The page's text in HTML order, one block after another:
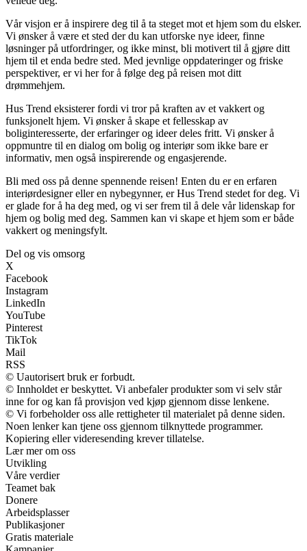
Vår visjon er å inspirere deg til å ta steget mot et hjem som du elsker.
Vi ønsker å være et sted der du kan utforske nye ideer, finne
løsninger på utfordringer, og ikke minst, bli motivert til å gjøre ditt
hjem til et enda bedre sted. Med jevnlige oppdateringer og friske
perspektiver, er vi her for å følge deg på reisen mot ditt
drømmehjem.
Hus Trend eksisterer fordi vi tror på kraften av et vakkert og
funksjonelt hjem. Vi ønsker å skape et fellesskap av
boliginteresserte, der erfaringer og ideer deles fritt. Vi ønsker å
oppmuntre til en dialog om bolig og interiør som ikke bare er
informativ, men også inspirerende og engasjerende.
Bli med oss på denne spennende reisen! Enten du er en erfaren
interiørdesigner eller en nybegynner, er Hus Trend stedet for deg. Vi
er glade for å ha deg med, og vi ser frem til å dele vår lidenskap for
hjem og bolig med deg. Sammen kan vi skape et hjem som er både
vakkert og meningsfylt.
Del og vis omsorg
X
Facebook
Instagram
LinkedIn
YouTube
Pinterest
TikTok
Mail
RSS
© Uautorisert bruk er forbudt.
© Innholdet er beskyttet. Vi anbefaler produkter som vi selv står
inne for og kan få provisjon ved kjøp gjennom disse lenkene.
© Vi forbeholder oss alle rettigheter til materialet på denne siden.
Noen lenker kan tjene oss gjennom tilknyttede programmer.
Kopiering eller videresending krever tillatelse.
Lær mer om oss
Utvikling
Våre verdier
Teamet bak
Donere
Arbeidsplasser
Publikasjoner
Gratis materiale